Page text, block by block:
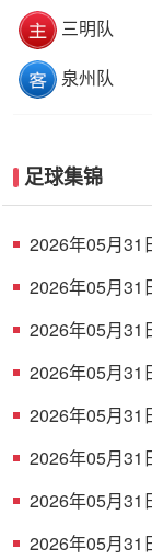
三明队
泉州队
足球集锦
2026年05月31
2026年05月31
2026年05月31
2026年05月31
2026年05月31
2026年05月31
2026年05月31
2026年05月31